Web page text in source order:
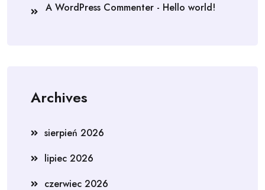
A WordPress Commenter - Hello world!
Archives
sierpień 2026
lipiec 2026
czerwiec 2026